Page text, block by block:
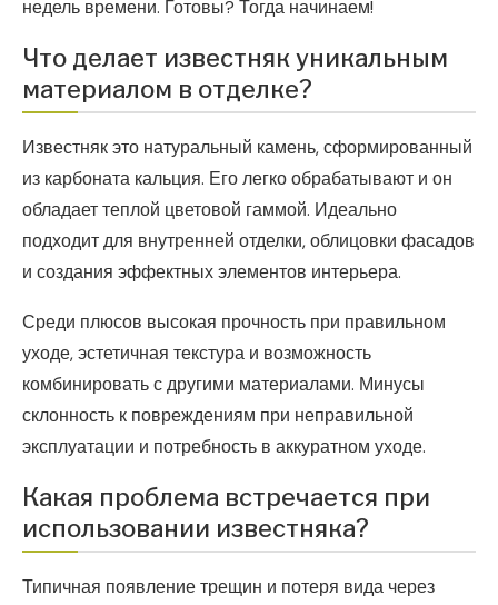
недель времени. Готовы? Тогда начинаем!
Что делает известняк уникальным
материалом в отделке?
Известняк это натуральный камень, сформированный
из карбоната кальция. Его легко обрабатывают и он
обладает теплой цветовой гаммой. Идеально
подходит для внутренней отделки, облицовки фасадов
и создания эффектных элементов интерьера.
Среди плюсов высокая прочность при правильном
уходе, эстетичная текстура и возможность
комбинировать с другими материалами. Минусы
склонность к повреждениям при неправильной
эксплуатации и потребность в аккуратном уходе.
Какая проблема встречается при
использовании известняка?
Типичная появление трещин и потеря вида через